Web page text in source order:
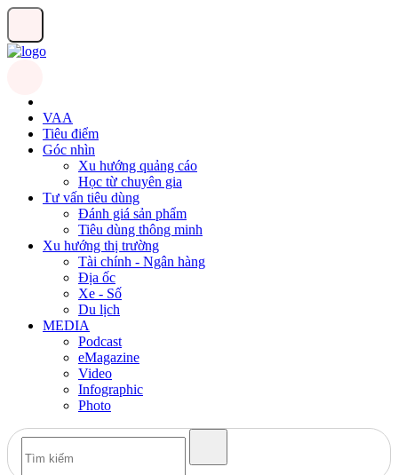
VAA
Tiêu điểm
Góc nhìn
Xu hướng quảng cáo
Học từ chuyên gia
Tư vấn tiêu dùng
Đánh giá sản phẩm
Tiêu dùng thông minh
Xu hướng thị trường
Tài chính - Ngân hàng
Địa ốc
Xe - Số
Du lịch
MEDIA
Podcast
eMagazine
Video
Infographic
Photo